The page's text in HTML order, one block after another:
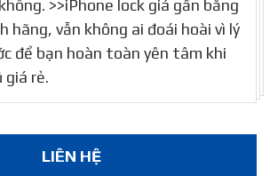
>>iPhone lock giá gần bằng
hãng, vẫn không ai đoái hoài vì lý
để bạn hoàn toàn yên tâm khi
giá rẻ.
LIÊN HỆ